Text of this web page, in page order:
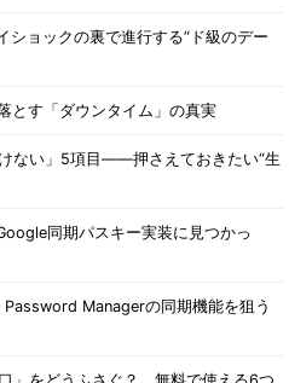
ョックの裏で進行する“ド級のデー
す「ダウンタイム」の真実
ない」5項目――押さえておきたい“生
同期パスキー実装に見つかっ
Managerの同期機能を狙う